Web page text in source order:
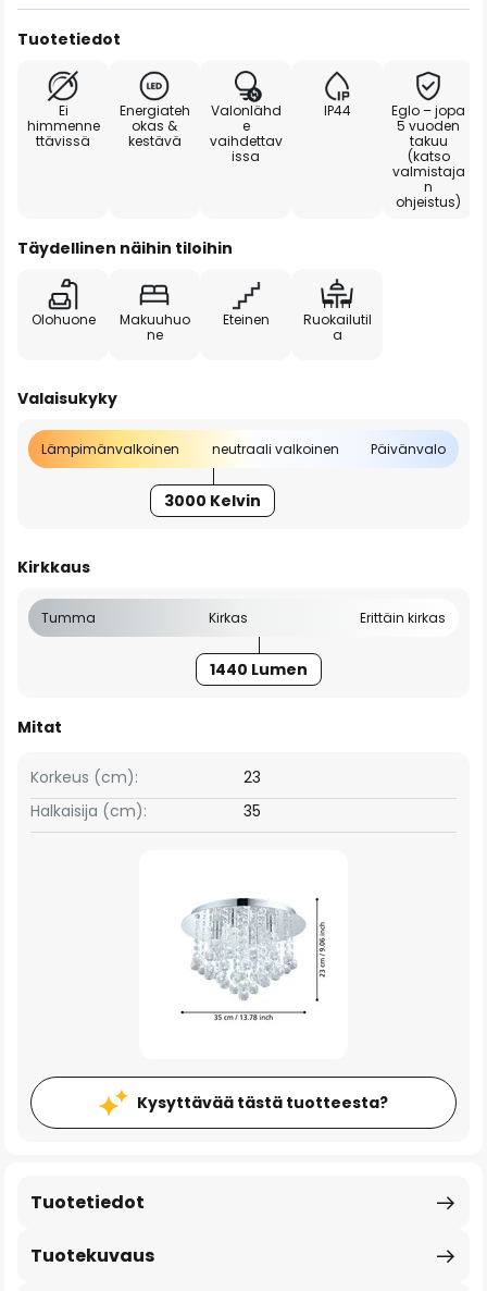
Tuotetiedot
Ei
himmenne
ttävissä
Energiateh
okas &
kestävä
Valonlähd
e
vaihdettav
issa
IP44
Eglo – jopa
5 vuoden
takuu
(katso
valmistaja
n
ohjeistus)
Täydellinen näihin tiloihin
Olohuone
Makuuhuo
ne
Eteinen
Ruokailutil
a
Valaisukyky
Lämpimänvalkoinen neutraali valkoinen Päivänvalo
3000 Kelvin
Kirkkaus
Tumma Kirkas Erittäin kirkas
1440 Lumen
Mitat
Korkeus (cm):
23
Halkaisija (cm):
35
Kysyttävää tästä tuotteesta?
Tuotekuvaus
Tuotetiedot